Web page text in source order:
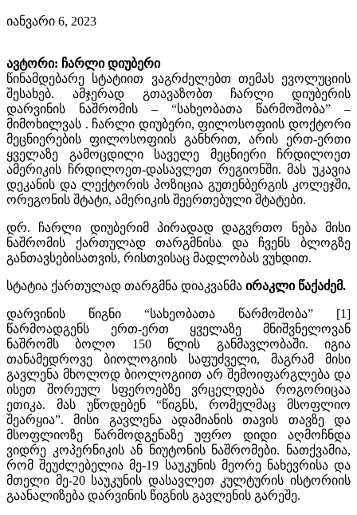
იანვარი 6, 2023
ავტორი: ჩარლი დიუბერი
წინამდებარე სტატიით ვაგრძელებთ თემას ევოლუციის
შესახებ. ამჯერად გთავაზობთ ჩარლი დიუბერის
დარვინის ნაშრომის – “სახეობათა წარმოშობა” –
მიმოხილვას . ჩარლი დიუბერი, ფილოსოფიის დოქტორი
მეცნიერების ფილოსოფიის განხრით, არის ერთ-ერთი
ყველაზე გამოცდილი საველე მეცნიერი ჩრდილოეთ
ამერიკის ჩრდილოეთ-დასავლეთ რეგიონში. მას უკავია
დეკანის და ლექტორის პოზიცია გუთენბერგის კოლეჯში,
ორეგონის შტატი, ამერიკის შეერთებული შტატები.
დრ. ჩარლი დიუბერიმ პირადად დაგვრთო ნება მისი
ნაშრომის ქართულად თარგმნისა და ჩვენს ბლოგზე
განთავსებისათვის, რისთვისაც მადლობას ვუხდით.
სტატია ქართულად თარგმნა დიაკვანმა ირაკლი წაქაძემ.
დარვინის წიგნი “სახეობათა წარმოშობა” [1]
წარმოადგენს ერთ-ერთ ყველაზე მნიშვნელოვან
ნაშრომს ბოლო 150 წლის განმავლობაში. იგია
თანამედროვე ბიოლოგიის საფუძველი, მაგრამ მისი
გავლენა მხოლოდ ბიოლოგიით არ შემოიფარგლება და
ისეთ შორეულ სფეროებზე ვრცელდება როგორიცაა
ეთიკა. მას უწოდებენ “წიგნს, რომელმაც მსოფლიო
შეარყია”. მისი გავლენა ადამიანის თავის თავზე და
მსოფლიოზე წარმოდგენაზე უფრო დიდი აღმოჩნდა
ვიდრე კოპერნიკის ან ნიუტონის ნაშრომები. ნათქვამია,
რომ შეუძლებელია მე-19 საუკუნის მეორე ნახევრისა და
მთელი მე-20 საუკუნის დასავლეთ კულტურის ისტორიის
გაანალიზება დარვინის წიგნის გავლენის გარეშე.